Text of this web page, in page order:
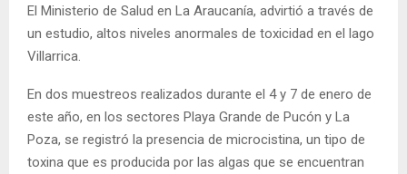
UEl Ministerio de Salud en La Araucanía, advirtió a través de
un estudio, altos niveles anormales de toxicidad en el lago
Villarrica.
En dos muestreos realizados durante el 4 y 7 de enero de
este año, en los sectores Playa Grande de Pucón y La
Poza, se registró la presencia de microcistina, un tipo de
toxina que es producida por las algas que se encuentran